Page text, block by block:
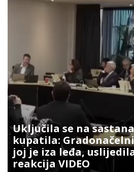
Uključila se na
kupatila:
joj je iza leđa,
reakcija VIDEO